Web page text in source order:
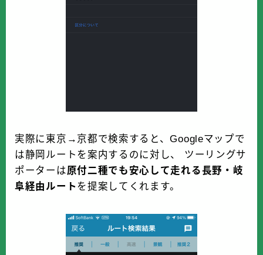
実際に東京→京都で検索すると、Googleマップで
は静岡ルートを案内するのに対し、 ツーリングサ
ポーターは 原付二種でも安心して走れる長野・岐
阜経由ルートを提案してくれます。